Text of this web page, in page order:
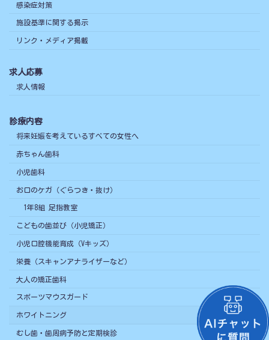
感染症対策
施設基準に関する掲示
リンク・メディア掲載
求人応募
求人情報
診療内容
将来妊娠を考えているすべての女性へ
赤ちゃん歯科
小児歯科
お口のケガ（ぐらつき・抜け）
1年8組 足指教室
こどもの歯並び（小児矯正）
小児口腔機能育成（Vキッズ）
栄養（スキャンアナライザーなど）
大人の矯正歯科
スポーツマウスガード
ホワイトニング
むし歯・歯周病予防と定期検診